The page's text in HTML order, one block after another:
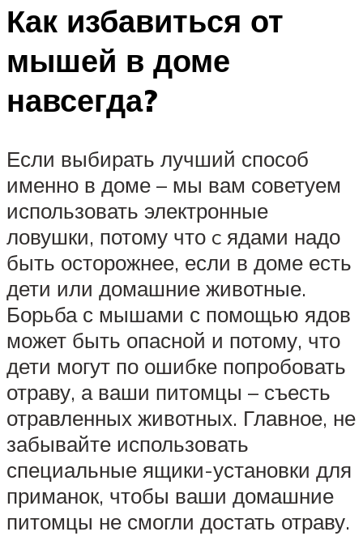
Как избавиться от
мышей в доме
навсегда?
Если выбирать лучший способ
именно в доме – мы вам советуем
использовать электронные
ловушки, потому что c ядами надо
быть осторожнее, если в доме есть
дети или домашние животные.
Борьба с мышами с помощью ядов
может быть опасной и потому, что
дети могут по ошибке попробовать
отраву, а ваши питомцы – съесть
отравленных животных. Главное, не
забывайте использовать
специальные ящики-установки для
приманок, чтобы ваши домашние
питомцы не смогли достать отраву.